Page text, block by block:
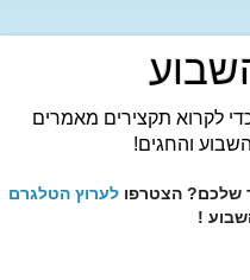
לקרוא תקצירים מאמרים
והחגים!
שלכם? הצטרפו לערוץ הטלגרם
!